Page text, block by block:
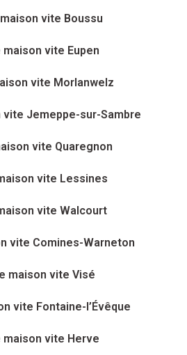
vite Boussu
maison vite Eupen
vite Morlanwelz
vite Jemeppe-sur-Sambre
vite Quaregnon
vite Lessines
vite Walcourt
vite Comines-Warneton
maison vite Visé
vite Fontaine-l’Évêque
maison vite Herve